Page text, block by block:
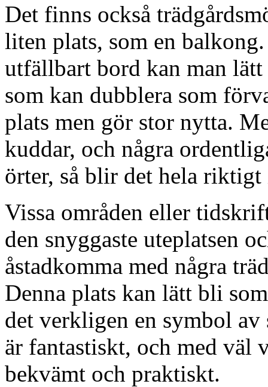
Det finns också
liten plats, som en
utfällbart bord kan man
som kan dubblera som
plats men gör stor nytta.
kuddar, och några
örter, så blir det hela
Vissa områden eller
den snyggaste uteplatsen
åstadkomma med några
Denna plats kan lätt bli
det verkligen en symbol
är fantastiskt, och med väl
bekvämt och praktiskt.